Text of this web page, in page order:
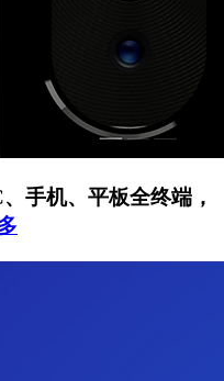
手机、平板全终端，